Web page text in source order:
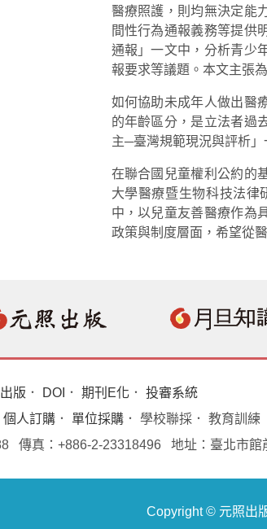
醫療照護，則均無決定能
間性行為通報義務等提供
通報」一文中，分析青少
報要求等議題。本文主張
如何協助未成年人做出醫
的年齡區分，是立法者過
主─臺灣規範現況與評析
在聯合國兒童權利公約的
大學醫療暨生物科技法律
中，以兒童友善醫療作為
政策與制度層面，希望從
版 ． DOI ． 期刊E化 ． 投審系統
個人訂購 ． 單位採購 ． 學校聯採． 教育訓練
傳真：+886-2-23318496 地址：臺北市館
Copyright © 元照出